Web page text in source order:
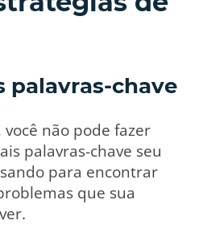
palavras-chave
não pode fazer
palavras-chave seu
para encontrar
que sua